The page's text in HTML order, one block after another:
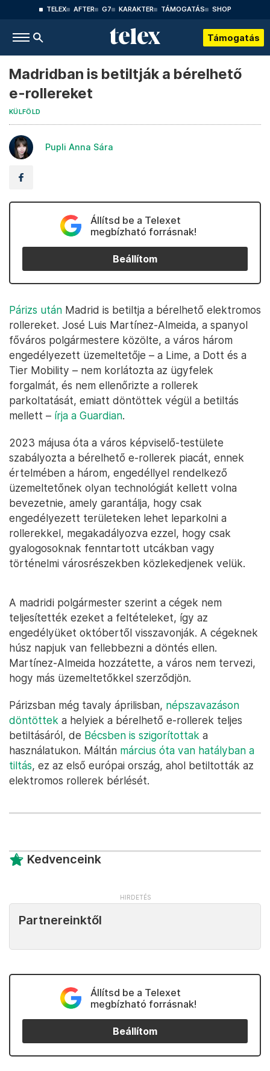
TELEX AFTER G7 KARAKTER TÁMOGATÁS SHOP
Támogatás
Madridban is betiltják a bérelhető
e-rollereket
KÜLFÖLD
Pupli Anna Sára
Állítsd be a Telexet
megbízható forrásnak!
Beállítom
Párizs után Madrid is betiltja a bérelhető elektromos
rollereket. José Luis Martínez-Almeida, a spanyol
főváros polgármestere közölte, a város három
engedélyezett üzemeltetője – a Lime, a Dott és a
Tier Mobility – nem korlátozta az ügyfelek
forgalmát, és nem ellenőrizte a rollerek
parkoltatását, emiatt döntöttek végül a betiltás
mellett – írja a Guardian.
2023 májusa óta a város képviselő-testülete
szabályozta a bérelhető e-rollerek piacát, ennek
értelmében a három, engedéllyel rendelkező
üzemeltetőnek olyan technológiát kellett volna
bevezetnie, amely garantálja, hogy csak
engedélyezett területeken lehet leparkolni a
rollerekkel, megakadályozva ezzel, hogy csak
gyalogosoknak fenntartott utcákban vagy
történelmi városrészekben közlekedjenek velük.
A madridi polgármester szerint a cégek nem
teljesítették ezeket a feltételeket, így az
engedélyüket októbertől visszavonják. A cégeknek
húsz napjuk van fellebbezni a döntés ellen.
Martínez-Almeida hozzátette, a város nem tervezi,
hogy más üzemeltetőkkel szerződjön.
Párizsban még tavaly áprilisban, népszavazáson
döntöttek a helyiek a bérelhető e-rollerek teljes
betiltásáról, de Bécsben is szigorítottak a
használatukon. Máltán március óta van hatályban a
tiltás, ez az első európai ország, ahol betiltották az
elektromos rollerek bérlését.
Kedvenceink
Partnereinktől
Állítsd be a Telexet
megbízható forrásnak!
Beállítom